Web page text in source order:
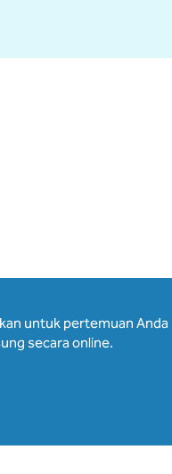
untuk pertemuan
secara online.